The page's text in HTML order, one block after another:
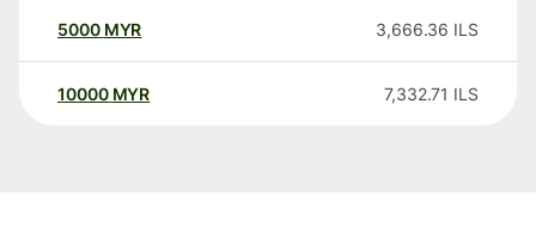
5000 MYR 3,666.36 ILS
10000 MYR 7,332.71 ILS